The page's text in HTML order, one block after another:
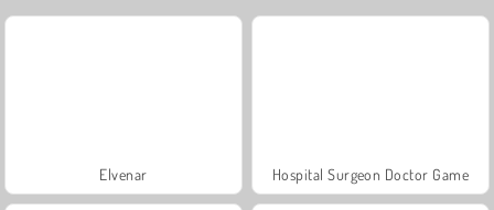
Elvenar Hospital Surgeon Doctor Game